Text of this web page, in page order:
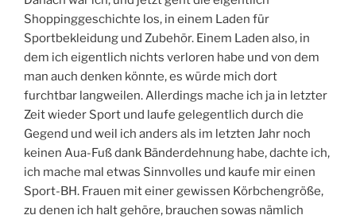
Shoppinggeschichte los, in einem Laden für
Sportbekleidung und Zubehör. Einem Laden also, in
dem ich eigentlich nichts verloren habe und von dem
man auch denken könnte, es würde mich dort
furchtbar langweilen. Allerdings mache ich ja in letzter
Zeit wieder Sport und laufe gelegentlich durch die
Gegend und weil ich anders als im letzten Jahr noch
keinen Aua-Fuß dank Bänderdehnung habe, dachte ich,
ich mache mal etwas Sinnvolles und kaufe mir einen
Sport-BH. Frauen mit einer gewissen Körbchengröße,
zu denen ich halt gehöre, brauchen sowas nämlich